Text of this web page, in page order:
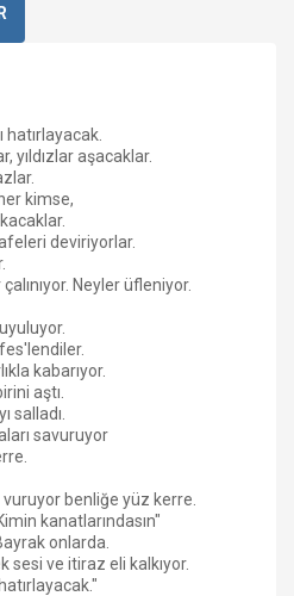
yıldızlar aşacaklar.
kimse,
deviriyorlar.
Neyler üfleniyor.
kabarıyor.
aştı.
salladı.
savuruyor
benliğe yüz kerre.
kanatlarındasın"
onlarda.
sesi ve itiraz eli kalkıyor.